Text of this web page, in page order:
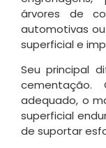
árvores de
automotivas
superficial e
Seu principal
cementação.
adequado, o
superficial
de suportar